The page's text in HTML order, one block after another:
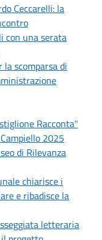
Ceccarelli: la
con una serata
scomparsa di
Racconta"
2025
di Rilevanza
chiarisce i
e ribadisce la
letteraria